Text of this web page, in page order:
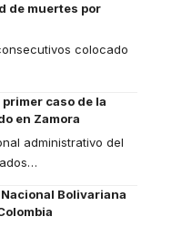
de muertes por
colocado
caso de la
en Zamora
administrativo del
…
Bolivariana